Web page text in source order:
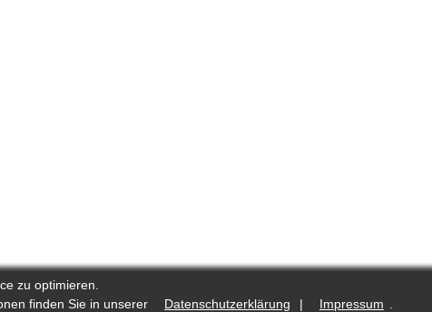
zu optimieren.
finden Sie in unserer Datenschutzerklärung | Impressum